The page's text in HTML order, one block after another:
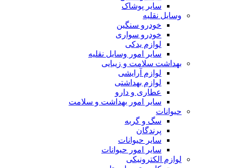
سایر پوشاک
وسایل نقلیه
خودرو سنگین
خودرو سواری
لوازم یدکی
سایر امور وسایل نقلیه
بهداشت سلامت و زیبایی
لوازم آرایشی
لوازم بهداشتی
عطاری و دارو
سایر امور بهداشت و سلامت
حیوانات
سگ و گربه
پرندگان
سایر حیوانات
سایر امور حیوانات
لوازم الکترونیکی